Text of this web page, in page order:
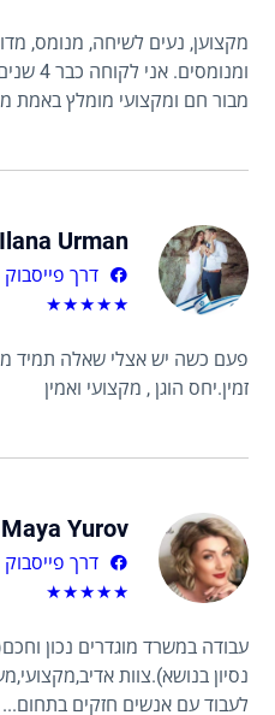
מקצוען, נעים לשיחה, מנומס,
מבור חם ומקצועי מומלץ באמת
Ilana Urman
דרך פייסבוק
★
★
★
★
★
פעם כשה יש אצלי שאלה תמיד
זמין.יחס הוגן , מקצועי ואמין
Maya Yurov
דרך פייסבוק
★
★
★
★
★
עבודה במשרד מוגדרים נכון
נסיון בנושא).צוות
לעבוד עם אנשים חזקים בתחום...